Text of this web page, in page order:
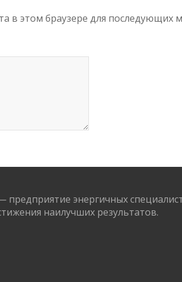
в этом браузере для последующих
энергичных
наилучших результатов.